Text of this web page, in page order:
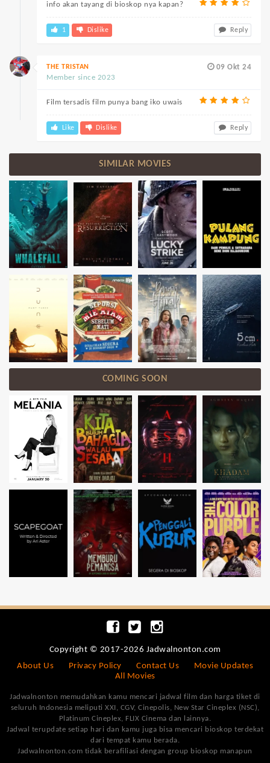
info akan tayang di bioskop nya kapan?
1 Dislike Reply
09 Okt 24
THE TRISTAN
Member since 2023
Film tersadis film punya bang iko uwais
Like Dislike Reply
SIMILAR MOVIES
COMING SOON
Copyright © 2017-2026 Jadwalnonton.com
About Us
Privacy Policy Contact Us
Movie Updates
All Movies
Jadwalnonton memudahkan kamu mencari jadwal film dan harga tiket di
seluruh Indonesia meliputi XXI, CGV, Cinepolis, New Star Cineplex (NSC),
Platinum Cineplex, FLIX Cinema dan lainnya.
Jadwal terupdate setiap hari dan kamu juga bisa mencari bioskop terdekat
dari tempat kamu berada.
Jadwalnonton.com tidak berafiliasi dengan group bioskop manapun